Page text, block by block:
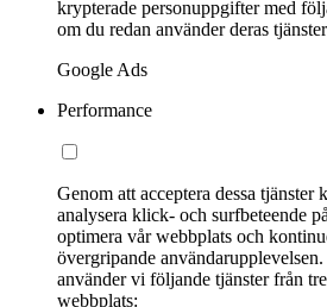
krypterade personuppgifter med
om du redan använder deras
Google Ads
Performance
Genom att acceptera dessa tjänster
analysera klick- och surfbeteende
optimera vår webbplats och
övergripande
använder vi följande tjänster från
webbplats: